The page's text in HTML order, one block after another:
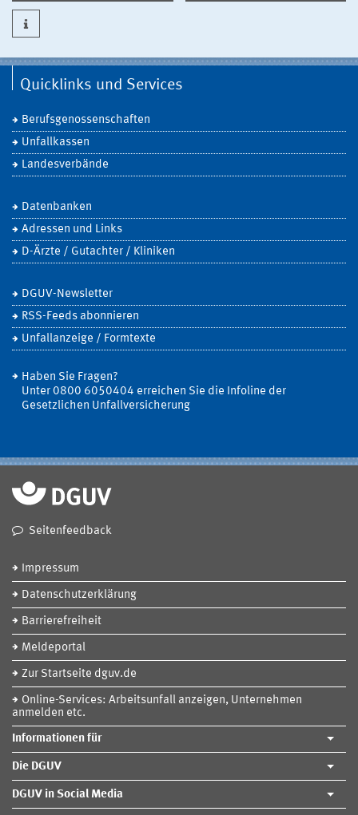
Quicklinks und Services
Berufsgenossenschaften
Unfallkassen
Landesverbände
Datenbanken
Adressen und Links
D-Ärzte / Gutachter / Kliniken
DGUV-Newsletter
RSS-Feeds abonnieren
Unfallanzeige / Formtexte
Haben Sie Fragen?
Unter 0800 6050404 erreichen Sie die Infoline der
Gesetzlichen Unfallversicherung
Seitenfeedback
Impressum
Datenschutzerklärung
Barrierefreiheit
Meldeportal
Zur Startseite dguv.de
Online-Services: Arbeitsunfall anzeigen, Unternehmen
anmelden etc.
Informationen für
Die DGUV
DGUV in Social Media